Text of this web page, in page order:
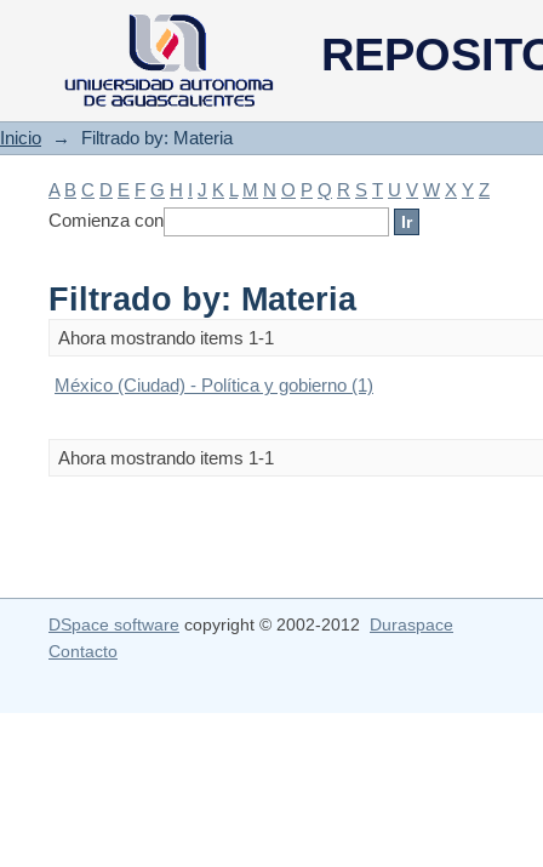
Filtrado by: Materia
Inicio → Filtrado by: Materia
A B C D E F G H I J K L M N O P Q R S T U V W X Y Z
Comienza con
Filtrado by: Materia
Ahora mostrando items 1-1
México (Ciudad) - Política y gobierno (1)
Ahora mostrando items 1-1
DSpace software copyright © 2002-2012 Duraspace
Contacto